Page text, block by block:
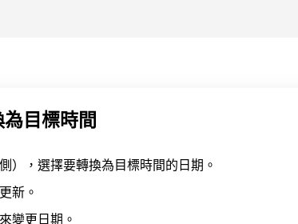
目標時間
），選擇要轉換為目標時間的日期。
新。
變更日期。